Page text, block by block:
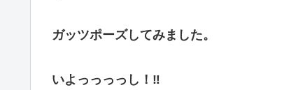
ガッツポーズしてみました。
いよっっっっし！‼️